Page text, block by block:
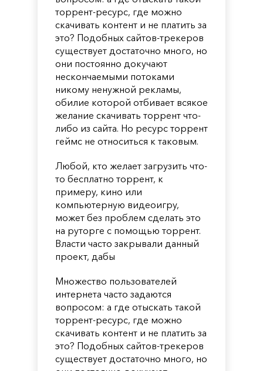
торрент-ресурс, где можно
скачивать контент и не платить за
это? Подобных сайтов-трекеров
существует достаточно много, но
они постоянно докучают
нескончаемыми потоками
никому ненужной рекламы,
обилие которой отбивает всякое
желание скачивать торрент что-
либо из сайта. Но ресурс торрент
геймс не относиться к таковым.
Любой, кто желает загрузить что-
то бесплатно торрент, к
примеру, кино или
компьютерную видеоигру,
может без проблем сделать это
на руторге с помощью торрент.
Власти часто закрывали данный
проект, дабы
Множество пользователей
интернета часто задаются
вопросом: а где отыскать такой
торрент-ресурс, где можно
скачивать контент и не платить за
это? Подобных сайтов-трекеров
существует достаточно много, но